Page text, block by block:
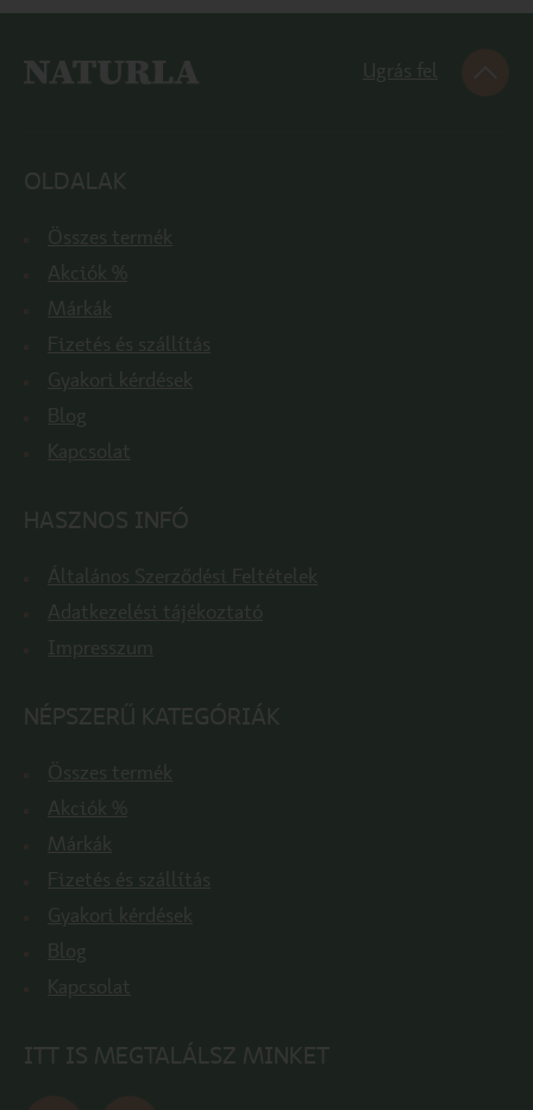
Ugrás fel
OLDALAK
Összes termék
Akciók %
Márkák
Fizetés és szállítás
Gyakori kérdések
Blog
Kapcsolat
HASZNOS INFÓ
Általános Szerződési Feltételek
Adatkezelési tájékoztató
Impresszum
NÉPSZERŰ KATEGÓRIÁK
Összes termék
Akciók %
Márkák
Fizetés és szállítás
Gyakori kérdések
Blog
Kapcsolat
ITT IS MEGTALÁLSZ MINKET